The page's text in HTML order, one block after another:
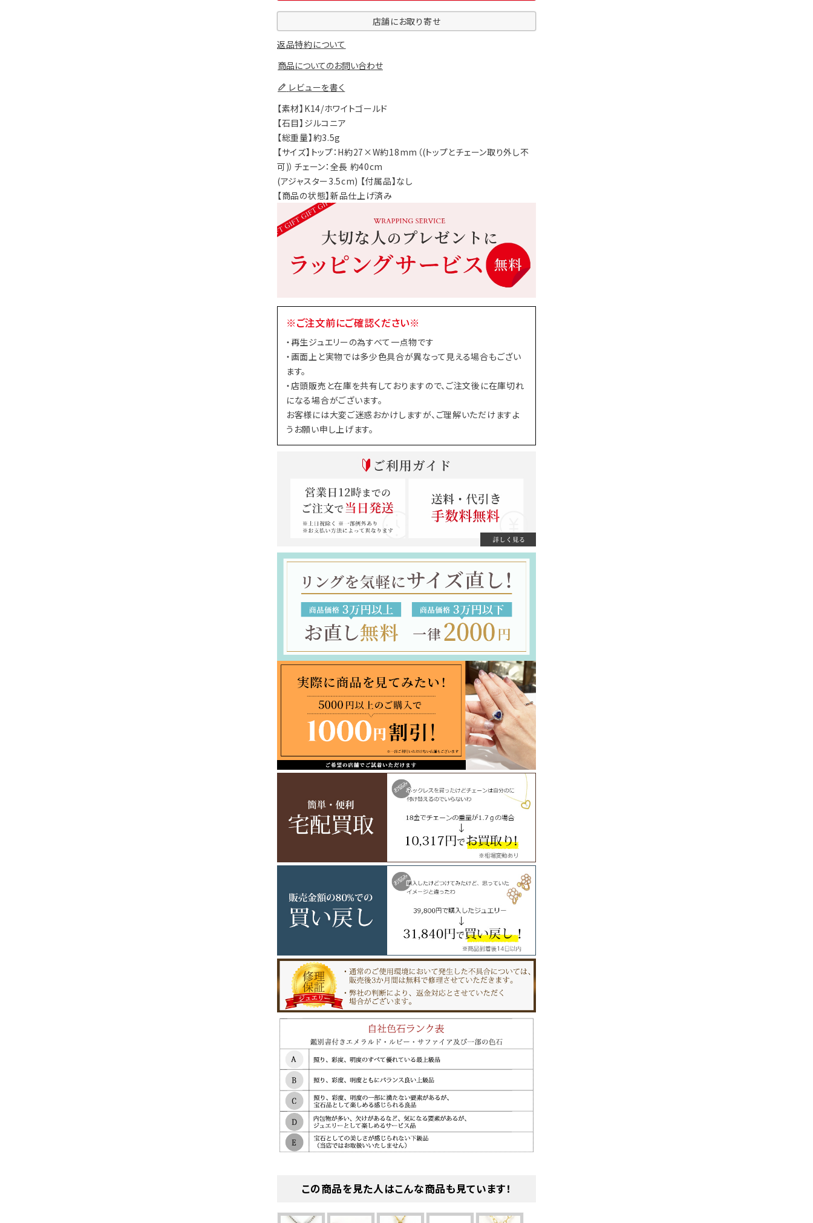
店舗にお取り寄せ
返品特約について
商品についてのお問い合わせ
レビューを書く
【素材】K14/ホワイトゴールド
【石目】ジルコニア
【総重量】約3.5g
【サイズ】トップ：H約27×W約18mm（(トップとチェーン取り外し不
可)）チェーン：全長 約40cm
(アジャスター3.5cm) 【付属品】なし
【商品の状態】新品仕上げ済み
※ご注文前にご確認ください※
・再生ジュエリーの為すべて一点物です
・画面上と実物では多少色具合が異なって見える場合もござい
ます。
・店頭販売と在庫を共有しておりますので、ご注文後に在庫切れ
になる場合がございます。
お客様には大変ご迷惑おかけしますが、ご理解いただけますよ
うお願い申し上げます。
この商品を見た人はこんな商品も見ています！